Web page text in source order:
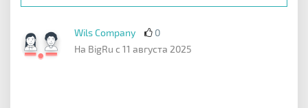
Wils Company
0
На BigRu с 11 августа 2025